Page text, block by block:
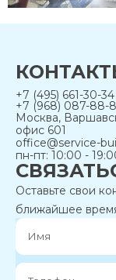
+7 (495) 661-30-
+7 (968) 087-88-
Москва,
офис 601
office@service-
пн-пт: 10:00 -
Оставьте свои
ближайшее